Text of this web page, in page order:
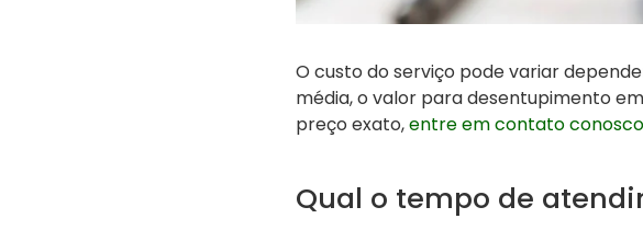
O custo do serviço pode variar
média, o valor para desentupimento
preço exato,entre em contato conosco
Qual o tempo de